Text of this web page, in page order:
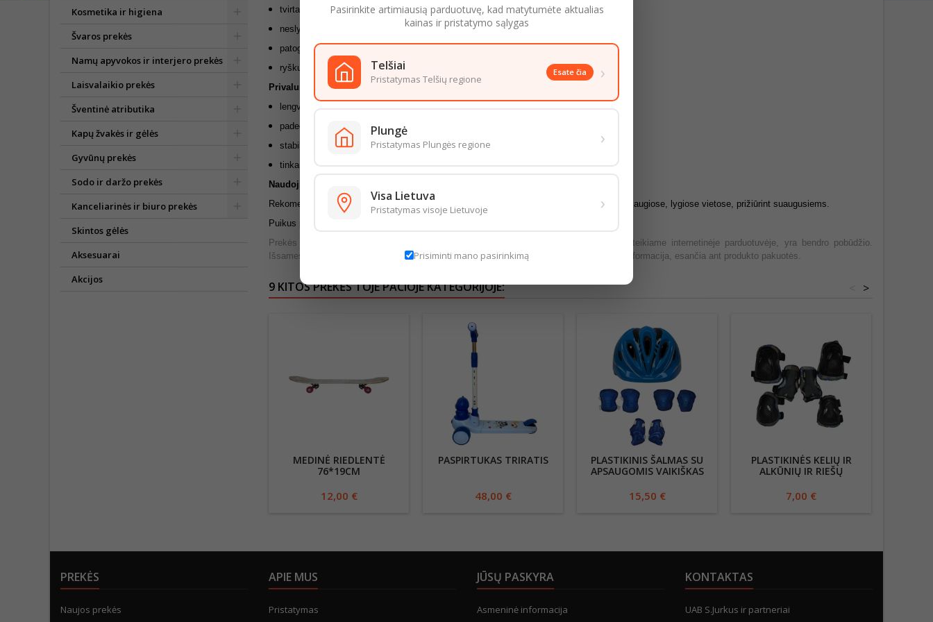
Kosmetika ir higiena
Švaros prekės
Namų apyvokos ir interjero prekės
Laisvalaikio prekės
Šventinė atributika
Kapų žvakės ir gėlės
Gyvūnų prekės
Sodo ir daržo prekės
Kanceliarinės ir biuro prekės
Skintos gėlės
Aksesuarai
Akcijos
tvirta ir lengva konstrukcija
neslystanti platforma saugiam stovėjimui
patogios rankenos mažoms rankytėms
ryškus, sportiškas dizainas
Privalumai:
lengvai valdomas net pradedantiesiems
padeda lavinti pusiausvyrą ir koordinaciją
stabilus ir saugus važinėjimas
tinkamas kasdieniam naudojimui lauke
Naudojimas:
Rekomenduojama naudoti su apsauginėmis priemonėmis (šalmu, apsaugomis) ir važinėti saugiose, lygiose vietose, prižiūrint suaugusiems.
Puikus pasirinkimas aktyviam ir linksmam vaiko laisvalaikiui!
Prekės išvaizda gali šiek tiek skirtis nuo pateiktos nuotraukoje. Informacija, kurią pateikiame internetinėje parduotuvėje, yra bendro pobūdžio.
Išsamesnė informacija pateikiama ant produkto pakuotės. Rekomenduojame vadovautis informacija, esančia ant produkto pakuotės.
9 KITOS PREKĖS TOJE PAČIOJE KATEGORIJOJE: >
MEDINĖ RIEDLENTĖ
76*19CM
12,00 €
PASPIRTUKAS TRIRATIS
48,00 €
PLASTIKINIS ŠALMAS SU
APSAUGOMIS VAIKIŠKAS
15,50 €
PLASTIKINĖS KELIŲ IR
ALKŪNIŲ IR RIEŠŲ
7,00 €
PREKĖS
Naujos prekės
APIE MUS
Pristatymas
JŪSŲ PASKYRA
Asmeninė informacija
KONTAKTAS
UAB S.Jurkus ir partneriai
Pasirinkite artimiausią parduotuvę, kad matytumėte aktualias
kainas ir pristatymo sąlygas
Telšiai
Pristatymas Telšių regione
Esate čia ›
Plungė
Pristatymas Plungės regione ›
Visa Lietuva
Pristatymas visoje Lietuvoje ›
Prisiminti mano pasirinkimą